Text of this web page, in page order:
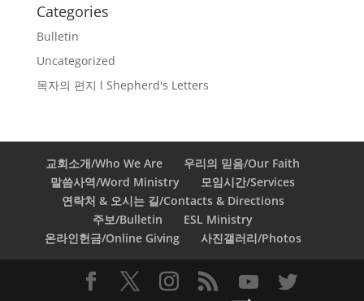
Categories
Bulletin
Uncategorized
목자의 편지 l Shepherd's Letters
교회소개/Who We Are
우리의 믿음/Our Faith
말씀사역/Word Ministry
모임시간/Services
연락처 & 오시는 길/Contacts & Directions
주보/Bulletin
ESL Ministry
온라인헌금/Online Giving
사진갤러리/Photos